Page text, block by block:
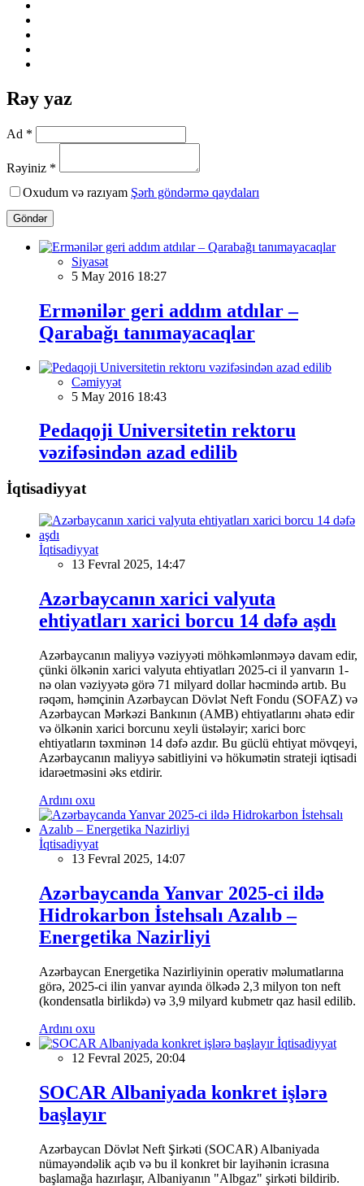
Rəy yaz
Ad *
Rəyiniz *
Oxudum və razıyam Şərh göndərmə qaydaları
Göndər
Siyasət
5 May 2016 18:27
Ermənilər geri addım atdılar –
Qarabağı tanımayacaqlar
Cəmiyyət
5 May 2016 18:43
Pedaqoji Universitetin rektoru
vəzifəsindən azad edilib
İqtisadiyyat
İqtisadiyyat
13 Fevral 2025, 14:47
Azərbaycanın xarici valyuta
ehtiyatları xarici borcu 14 dəfə aşdı
Azərbaycanın maliyyə vəziyyəti möhkəmlənməyə davam edir,
çünki ölkənin xarici valyuta ehtiyatları 2025-ci il yanvarın 1-
nə olan vəziyyətə görə 71 milyard dollar həcmində artıb. Bu
rəqəm, həmçinin Azərbaycan Dövlət Neft Fondu (SOFAZ) və
Azərbaycan Mərkəzi Bankının (AMB) ehtiyatlarını əhatə edir
və ölkənin xarici borcunu xeyli üstələyir; xarici borc
ehtiyatların təxminən 14 dəfə azdır. Bu güclü ehtiyat mövqeyi,
Azərbaycanın maliyyə sabitliyini və hökumətin strateji iqtisadi
idarəetməsini əks etdirir.
Ardını oxu
İqtisadiyyat
13 Fevral 2025, 14:07
Azərbaycanda Yanvar 2025-ci ildə
Hidrokarbon İstehsalı Azalıb –
Energetika Nazirliyi
Azərbaycan Energetika Nazirliyinin operativ məlumatlarına
görə, 2025-ci ilin yanvar ayında ölkədə 2,3 milyon ton neft
(kondensatla birlikdə) və 3,9 milyard kubmetr qaz hasil edilib.
Ardını oxu
İqtisadiyyat
12 Fevral 2025, 20:04
SOCAR Albaniyada konkret işlərə
başlayır
Azərbaycan Dövlət Neft Şirkəti (SOCAR) Albaniyada
nümayəndəlik açıb və bu il konkret bir layihənin icrasına
başlamağa hazırlaşır, Albaniyanın "Albgaz" şirkəti bildirib.